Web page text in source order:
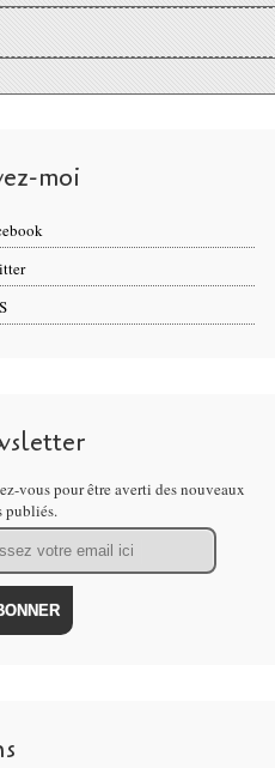
moi
vous pour être averti des nouveaux
publiés.